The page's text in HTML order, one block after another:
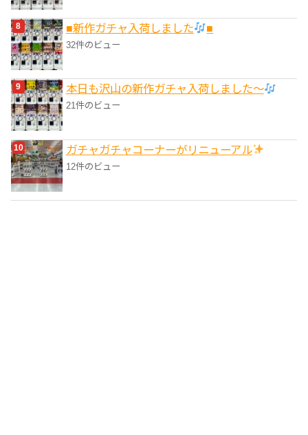
■新作ガチャ入荷しました ■
32件のビュー
本日も沢山の新作ガチャ入荷しました〜
21件のビュー
ガチャガチャコーナーがリニューアル
12件のビュー